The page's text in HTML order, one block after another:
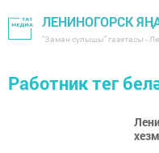
ЛЕНИНОГОРСК
"Заман сулышы" газетасы -
Работник тег